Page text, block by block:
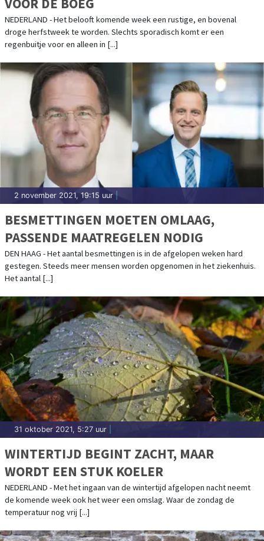
NEDERLAND - Het belooft komende week een rustige, en bovenal
droge herfstweek te worden. Slechts sporadisch komt er een
regenbuitje voor en alleen in [...]
2 november 2021, 19:15 uur
BESMETTINGEN MOETEN OMLAAG,
PASSENDE MAATREGELEN NODIG
DEN HAAG - Het aantal besmettingen is in de afgelopen weken hard
gestegen. Steeds meer mensen worden opgenomen in het ziekenhuis.
Het aantal [...]
31 oktober 2021, 5:27 uur
WINTERTIJD BEGINT ZACHT, MAAR
WORDT EEN STUK KOELER
NEDERLAND - Met het ingaan van de wintertijd afgelopen nacht neemt
de komende week ook het weer een omslag. Waar de zondag de
temperatuur nog vrij [...]